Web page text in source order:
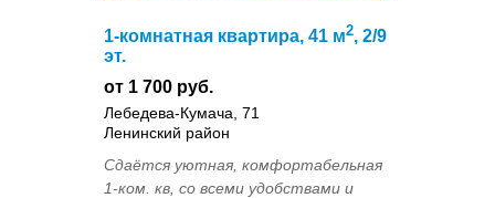
1-комнатная квартира, 41 м2, 2/9
эт.
от 1 700 руб.
Лебедева-Кумача, 71
Ленинский район
Сдаётся уютная, комфортабельная
1-ком. кв, со всеми удобствами и